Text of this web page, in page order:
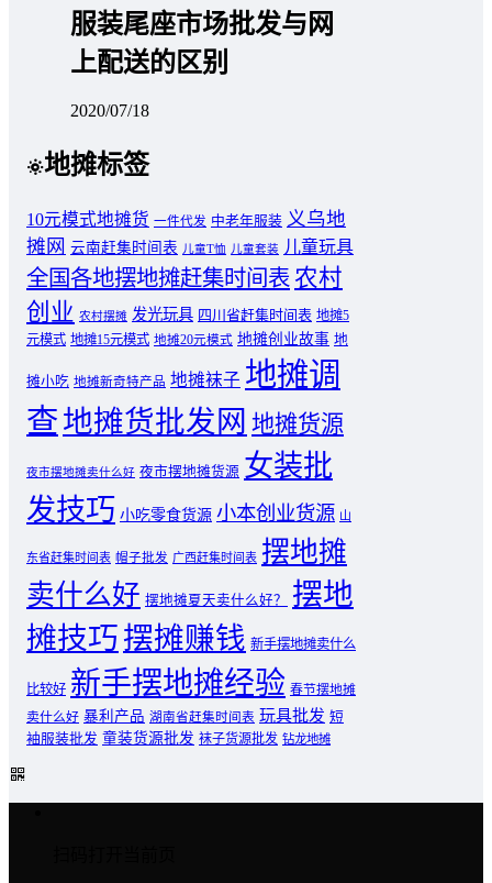
服装尾座市场批发与网
上配送的区别
2020/07/18
地摊标签
10元模式地摊货 一件代发 中老年服装 义乌地
摊网 云南赶集时间表 儿童T恤 儿童套装 儿童玩具
全国各地摆地摊赶集时间表 农村
创业 农村摆摊 发光玩具 四川省赶集时间表 地摊5
元模式 地摊15元模式 地摊20元模式 地摊创业故事 地
摊小吃 地摊新奇特产品 地摊袜子 地摊调
查地摊货批发网 地摊货源
夜市摆地摊卖什么好 夜市摆地摊货源 女装批
发技巧 小吃零食货源 小本创业货源 山
东省赶集时间表 帽子批发 广西赶集时间表 摆地摊
卖什么好 摆地摊夏天卖什么好？
摆地
摊技巧摆摊赚钱 新手摆地摊卖什么
比较好 新手摆地摊经验 春节摆地摊
卖什么好 暴利产品 湖南省赶集时间表 玩具批发 短
袖服装批发 童装货源批发 袜子货源批发 钻龙地摊